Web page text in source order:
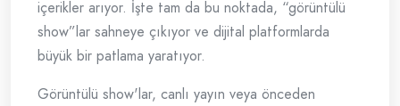
içerikler arıyor. İşte tam da bu noktada, “görüntülü
show”lar sahneye çıkıyor ve dijital platformlarda
büyük bir patlama yaratıyor.
Görüntülü show'lar, canlı yayın veya önceden